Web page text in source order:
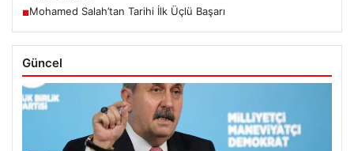
■Mohamed Salah’tan Tarihi İlk Üçlü Başarı
Güncel